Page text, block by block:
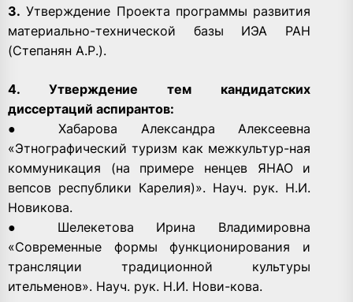
3. Утверждение Проекта программы развития
материально-технической базы ИЭА РАН
(Степанян А.Р.).
4. Утверждение тем кандидатских
диссертаций аспирантов:
● Хабарова Александра Алексеевна
«Этнографический туризм как межкультур-ная
коммуникация (на примере ненцев ЯНАО и
вепсов республики Карелия)». Науч. рук. Н.И.
Новикова.
● Шелекетова Ирина Владимировна
«Современные формы функционирования и
трансляции традиционной культуры
ительменов». Науч. рук. Н.И. Нови-кова.